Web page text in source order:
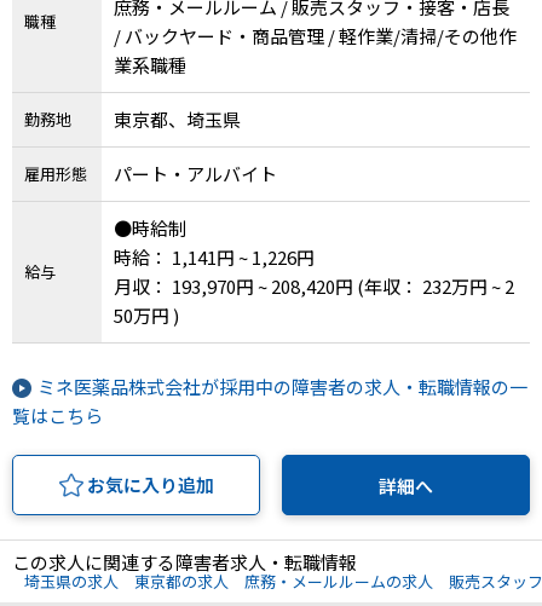
職種
庶務・メールルーム / 販売スタッフ・接客・店長
/ バックヤード・商品管理 / 軽作業/清掃/その他作
業系職種
勤務地 東京都、埼玉県
雇用形態 パート・アルバイト
給与
●時給制
時給： 1,141円 ~ 1,226円
月収： 193,970円 ~ 208,420円 (年収： 232万円 ~ 2
50万円 )
ミネ医薬品株式会社が採用中の障害者の求人・転職情報の一
覧はこちら
お気に入り追加 詳細へ
この求人に関連する障害者求人・転職情報
埼玉県の求人 東京都の求人 庶務・メールルームの求人 販売スタッ